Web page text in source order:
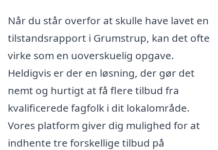
Når du står overfor at skulle have lavet en
tilstandsrapport i Grumstrup, kan det ofte
virke som en uoverskuelig opgave.
Heldigvis er der en løsning, der gør det
nemt og hurtigt at få flere tilbud fra
kvalificerede fagfolk i dit lokalområde.
Vores platform giver dig mulighed for at
indhente tre forskellige tilbud på